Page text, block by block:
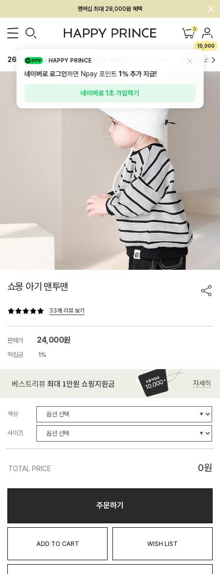
회원전용 아울렛, 가입하면 ~60% 할인!
멤버십 최대 28,000원 혜택 0
10,000
26SS 신상 BEST BABY[6~12M] 하의/레깅스
쇼몽 아기 맨투맨
33개 리뷰 보기
판매가 24,000원
적립금 1%
색상
사이즈
TOTAL PRICE 0원
주문하기
ADD TO CART WISH LIST
HAPPY PRINCE
네이버로 로그인하면 Npay 포인트1%추가 지급!
네이버로 1초 가입하기